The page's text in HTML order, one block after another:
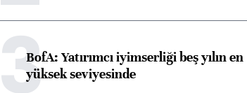
3BofA: Yatırımcı iyimserliği beş yılın en
yüksek seviyesinde